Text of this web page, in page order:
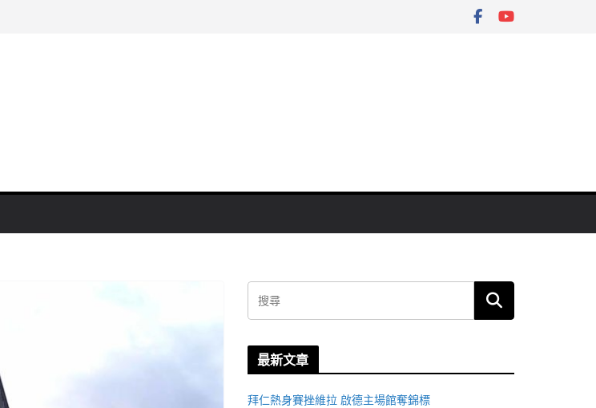
最新文章
拜仁熱身賽挫維拉 啟德主場館奪錦標